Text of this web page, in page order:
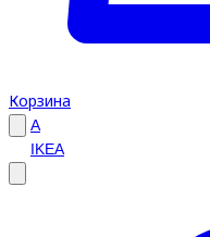
Корзина
A
IKEA